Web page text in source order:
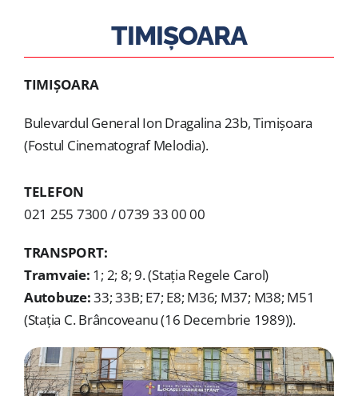
INSTITUȚIONAL
ADRESE
DONAȚII
Cautare...
TIMIȘOARA
TIMIȘOARA
Bulevardul General Ion Dragalina 23b, Timișoara
(Fostul Cinematograf Melodia).
TELEFON
021 255 7300 / 0739 33 00 00
TRANSPORT:
Tramvaie: 1; 2; 8; 9. (Stația Regele Carol)
Autobuze:33; 33B; E7; E8; M36; M37; M38; M51
(Stația C. Brâncoveanu (16 Decembrie 1989)).